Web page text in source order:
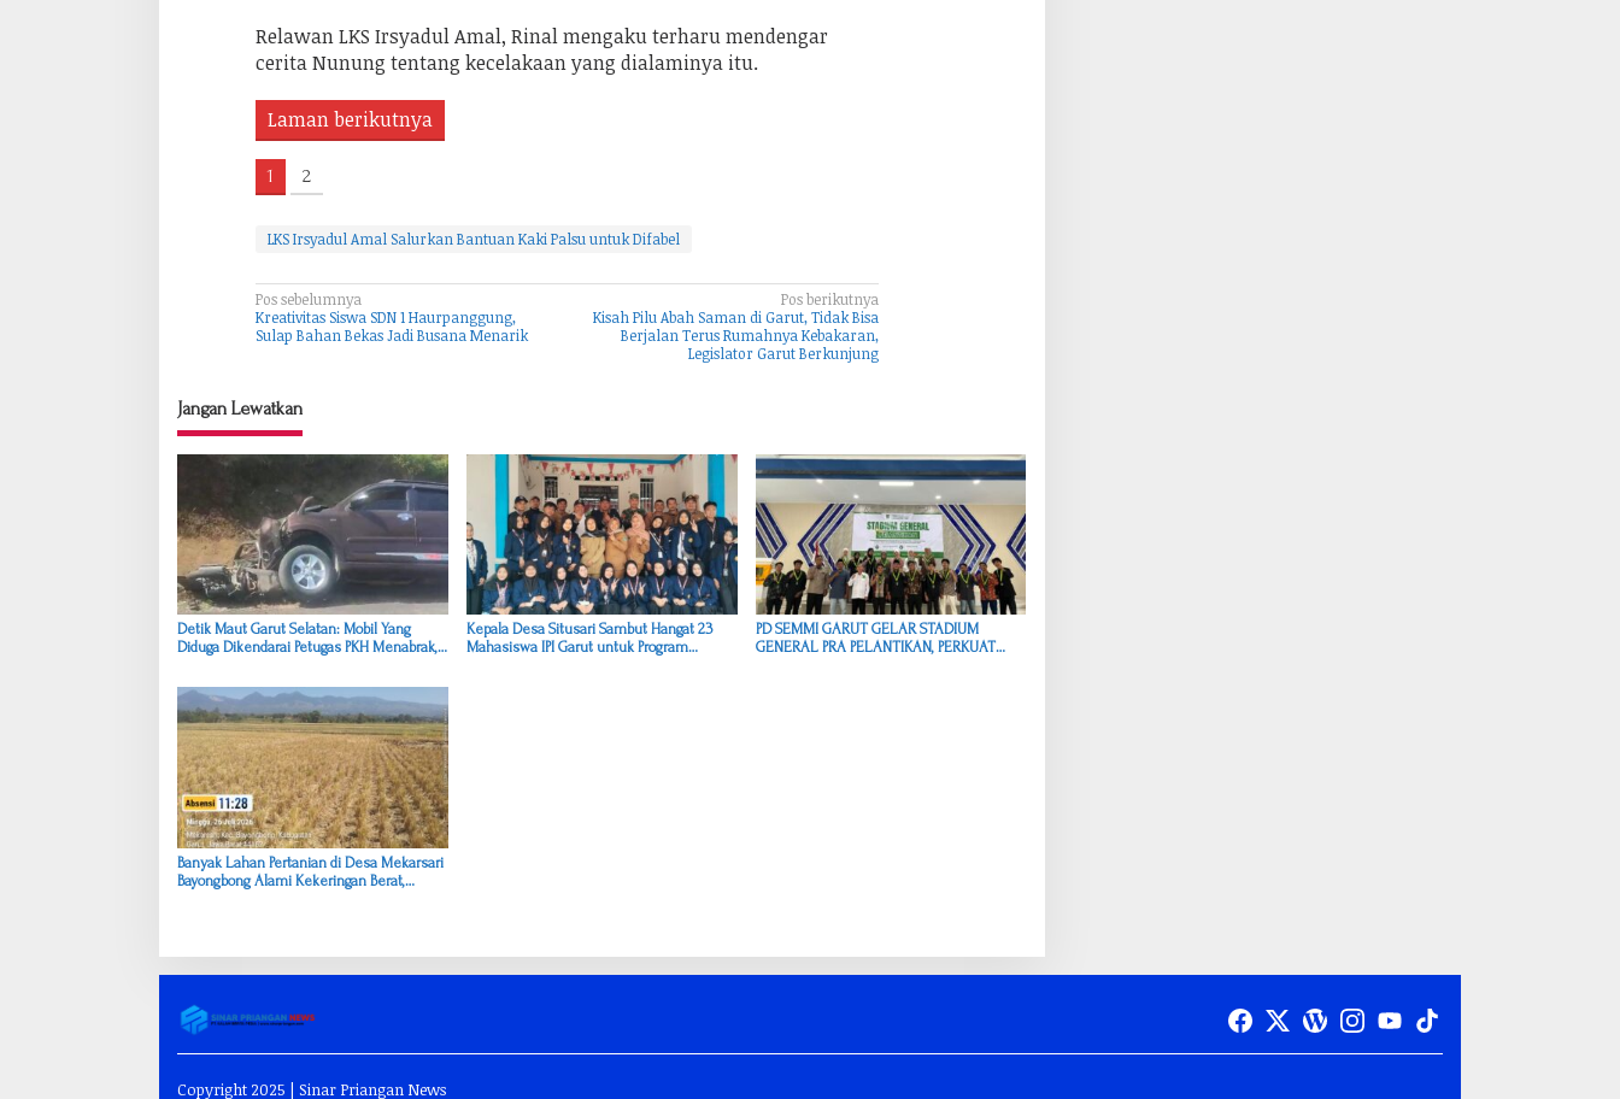
Relawan LKS Irsyadul Amal, Rinal mengaku terharu mendengar
cerita Nunung tentang kecelakaan yang dialaminya itu.
Laman berikutnya
1 2
LKS Irsyadul Amal Salurkan Bantuan Kaki Palsu untuk Difabel
N
a
i
g
a
s
i
p
o
s
Pos sebelumnya
Kreativitas Siswa SDN 1 Haurpanggung,
Sulap Bahan Bekas Jadi Busana Menarik
Pos berikutnya
Kisah Pilu Abah Saman di Garut, Tidak Bisa
Berjalan Terus Rumahnya Kebakaran,
Legislator Garut Berkunjung
Jangan Lewatkan
Detik Maut Garut Selatan: Mobil Yang
Diduga Dikendarai Petugas PKH Menabrak,
luka
Kepala Desa Situsari Sambut Hangat 23
Mahasiswa IPI Garut untuk Program
PD SEMMI GARUT GELAR STADIUM
GENERAL PRA PELANTIKAN, PERKUAT
Banyak Lahan Pertanian di Desa Mekarsari
Bayongbong Alami Kekeringan Berat,
Copyright 2025 | Sinar Priangan News